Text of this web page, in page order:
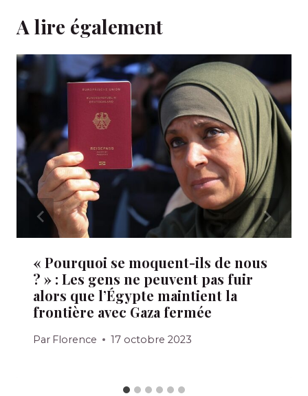
A lire également
« Pourquoi se moquent-ils de nous
? » : Les gens ne peuvent pas fuir
alors que l’Égypte maintient la
frontière avec Gaza fermée
Par Florence 17 octobre 2023